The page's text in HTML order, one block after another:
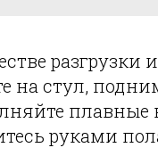
на стул,
плавные
руками